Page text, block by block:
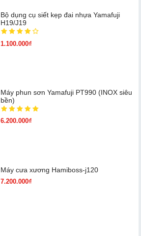
Bộ dụng cụ siết kẹp đai nhựa Yamafuji
H19/J19
1.100.000₫
Máy phun sơn Yamafuji PT990 (INOX siêu
bền)
6.200.000₫
Máy cưa xương Hamiboss-j120
7.200.000₫